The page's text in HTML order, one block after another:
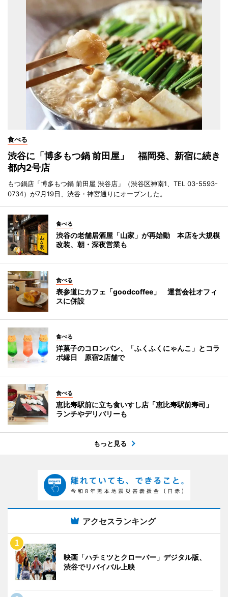
食べる
渋谷に「博多もつ鍋 前田屋」 福岡発、新宿に続き
都内2号店
もつ鍋店「博多もつ鍋 前田屋 渋谷店」（渋谷区神南1、TEL 03-5593-
0734）が7月19日、渋谷・神宮通りにオープンした。
食べる
渋谷の老舗居酒屋「山家」が再始動 本店を大規模
改装、朝・深夜営業も
食べる
表参道にカフェ「goodcoffee」 運営会社オフィ
スに併設
食べる
洋菓子のコロンバン、「ふくふくにゃんこ」とコラ
ボ縁日 原宿2店舗で
食べる
恵比寿駅前に立ち食いすし店「恵比寿駅前寿司」
ランチやデリバリーも
もっと見る
アクセスランキング
映画「ハチミツとクローバー」デジタル版、
渋谷でリバイバル上映